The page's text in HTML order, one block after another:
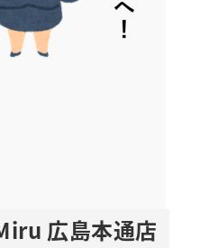
広島本通店